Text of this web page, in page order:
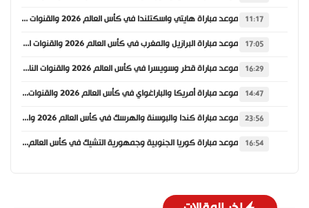
11:17 موعد مباراة هايتي واسكتلندا في كأس العالم 2026 والقنوات الناقلة
17:05 موعد مباراة البرازيل والمغرب في كأس العالم 2026 والقنوات الناقلة
16:29 موعد مباراة قطر وسويسرا في كأس العالم 2026 والقنوات الناقلة
14:47 موعد مباراة أمريكا والباراغواي في كأس العالم 2026 والقنوات الناقلة
23:56 موعد مباراة كندا والبوسنة والهرسك في كأس العالم 2026 والقنوات الناقلة
16:54 موعد مباراة كوريا الجنوبية وجمهورية التشيك في كأس العالم 2026 والقنوات الناقلة